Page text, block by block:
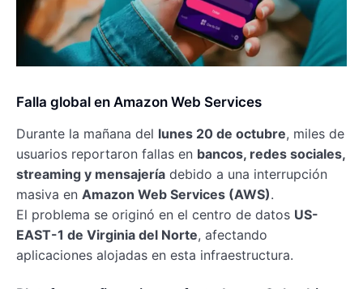
Falla global en Amazon Web Services
Durante la mañana del lunes 20 de octubre, miles de
usuarios reportaron fallas en bancos, redes sociales,
streaming y mensajería debido a una interrupción
masiva en Amazon Web Services (AWS).
El problema se originó en el centro de datos US-
EAST-1 de Virginia del Norte, afectando
aplicaciones alojadas en esta infraestructura.